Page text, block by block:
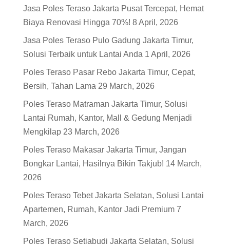
Jasa Poles Teraso Jakarta Pusat Tercepat, Hemat
Biaya Renovasi Hingga 70%! 8 April, 2026
Jasa Poles Teraso Pulo Gadung Jakarta Timur,
Solusi Terbaik untuk Lantai Anda 1 April, 2026
Poles Teraso Pasar Rebo Jakarta Timur, Cepat,
Bersih, Tahan Lama 29 March, 2026
Poles Teraso Matraman Jakarta Timur, Solusi
Lantai Rumah, Kantor, Mall & Gedung Menjadi
Mengkilap 23 March, 2026
Poles Teraso Makasar Jakarta Timur, Jangan
Bongkar Lantai, Hasilnya Bikin Takjub! 14 March,
2026
Poles Teraso Tebet Jakarta Selatan, Solusi Lantai
Apartemen, Rumah, Kantor Jadi Premium 7
March, 2026
Poles Teraso Setiabudi Jakarta Selatan, Solusi